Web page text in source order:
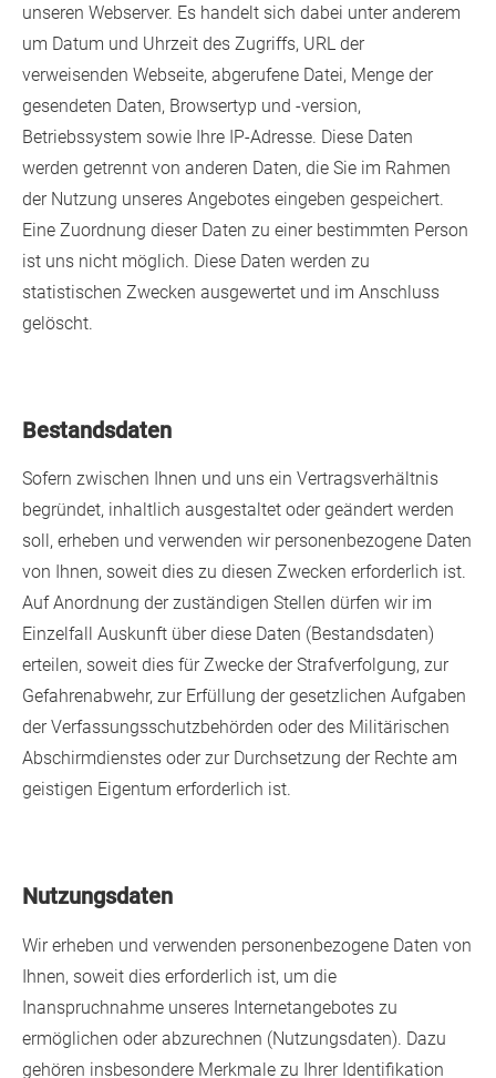
unseren Webserver. Es handelt sich dabei unter anderem
um Datum und Uhrzeit des Zugriffs, URL der
verweisenden Webseite, abgerufene Datei, Menge der
gesendeten Daten, Browsertyp und -version,
Betriebssystem sowie Ihre IP-Adresse. Diese Daten
werden getrennt von anderen Daten, die Sie im Rahmen
der Nutzung unseres Angebotes eingeben gespeichert.
Eine Zuordnung dieser Daten zu einer bestimmten Person
ist uns nicht möglich. Diese Daten werden zu
statistischen Zwecken ausgewertet und im Anschluss
gelöscht.
Bestandsdaten
Sofern zwischen Ihnen und uns ein Vertragsverhältnis
begründet, inhaltlich ausgestaltet oder geändert werden
soll, erheben und verwenden wir personenbezogene Daten
von Ihnen, soweit dies zu diesen Zwecken erforderlich ist.
Auf Anordnung der zuständigen Stellen dürfen wir im
Einzelfall Auskunft über diese Daten (Bestandsdaten)
erteilen, soweit dies für Zwecke der Strafverfolgung, zur
Gefahrenabwehr, zur Erfüllung der gesetzlichen Aufgaben
der Verfassungsschutzbehörden oder des Militärischen
Abschirmdienstes oder zur Durchsetzung der Rechte am
geistigen Eigentum erforderlich ist.
Nutzungsdaten
Wir erheben und verwenden personenbezogene Daten von
Ihnen, soweit dies erforderlich ist, um die
Inanspruchnahme unseres Internetangebotes zu
ermöglichen oder abzurechnen (Nutzungsdaten). Dazu
gehören insbesondere Merkmale zu Ihrer Identifikation